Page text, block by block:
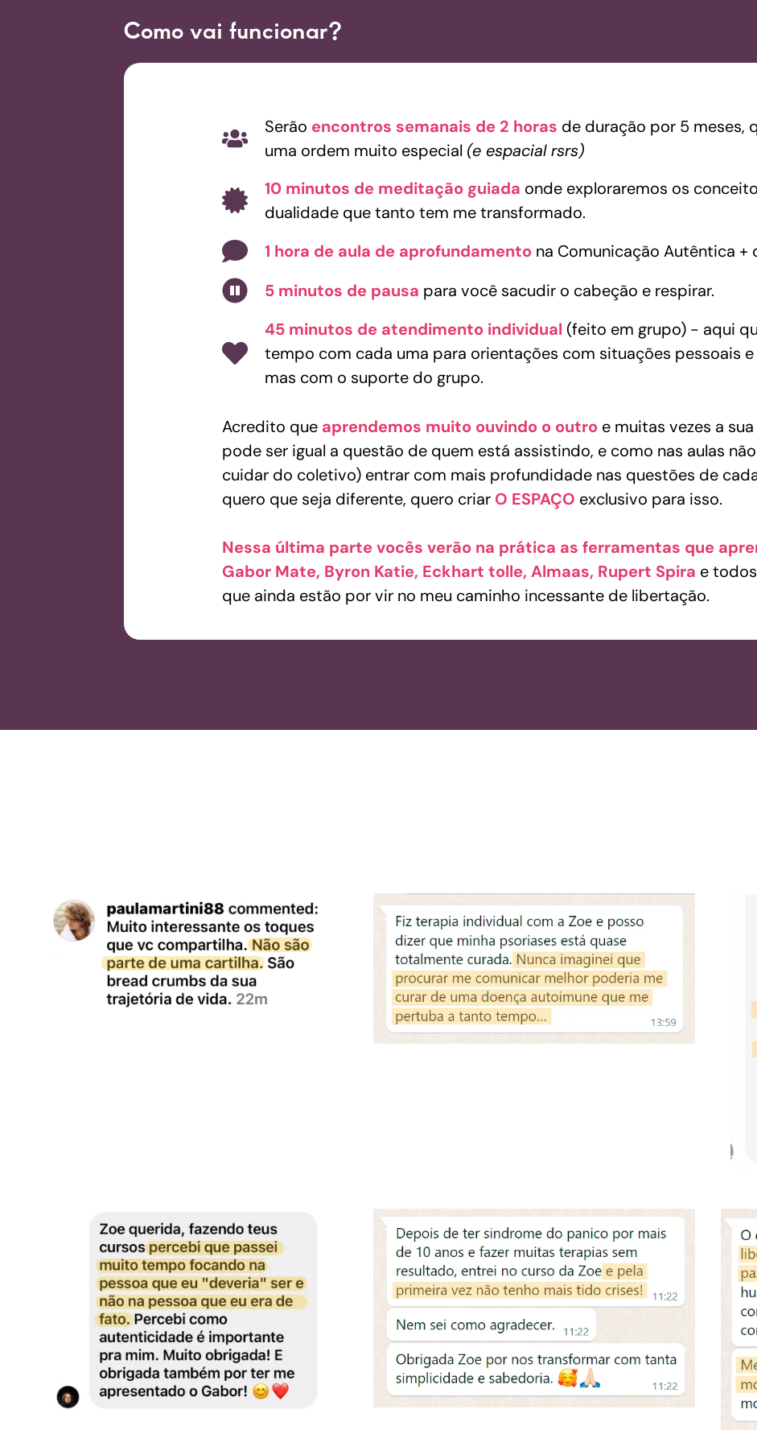
Como vai funcionar?
Acredito que aprendemos muito ouvindo o outro e muitas vezes a
pode ser igual a questão de quem está assistindo, e como nas aulas
cuidar do coletivo) entrar com mais profundidade nas questões de
quero que seja diferente, quero criar O ESPAÇO exclusivo para isso.
Nessa última parte vocês verão na prática as ferramentas que
Gabor Mate, Byron Katie, Eckhart tolle, Almaas, Rupert Spira e
que ainda estão por vir no meu caminho incessante de libertação.
Serão encontros semanais de 2 horas de duração por 5 meses,
uma ordem muito especial (e espacial rsrs)​
10 minutos de meditação guiada onde exploraremos os
dualidade que tanto tem me transformado.
1 hora de aula de aprofundamento na Comunicação Autêntica +
5 minutos de pausa para você sacudir o cabeção e respirar.
45 minutos de atendimento individual (feito em grupo) - aqui
tempo com cada uma para orientações com situações pessoais
mas com o suporte do grupo.